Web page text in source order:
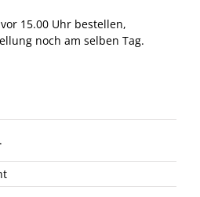
15.00 Uhr bestellen,
noch am selben Tag.